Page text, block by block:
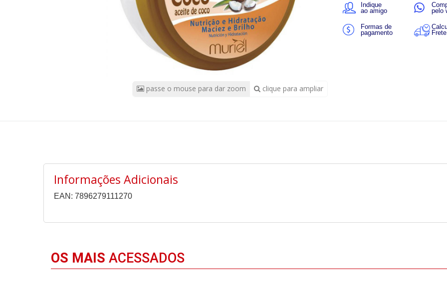
passe o mouse para dar zoom clique para ampliar
Indique
ao amigo
pelo
Formas de
pagamento
Informações Adicionais
EAN: 7896279111270
OS MAIS ACESSADOS